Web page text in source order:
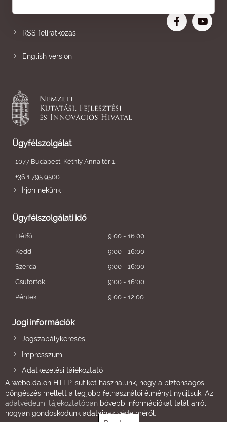
RSS feliratkozás
English version
Ügyfélszolgálat
1077 Budapest, Kéthly Anna tér 1.
+36 1 795 9500
Írjon nekünk
Ügyfélszolgálati idő
Hétfő
9:00 - 16:00
Kedd
9:00 - 16:00
Szerda
9:00 - 16:00
Csütörtök
9:00 - 16:00
Péntek
9:00 - 12:00
Jogi információk
Jogszabálykeresés
Impresszum
Adatkezelési tájékoztató
A weboldalon HTTP-sütiket használunk, hogy a biztonságos
böngészés mellett a legjobb felhasználói élményt nyújtsuk. Az
adatvédelmi tájékoztatóban bővebb információkat talál arról,
hogyan gondoskodunk adatainak védelméről.